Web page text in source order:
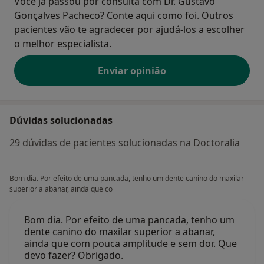
Congresso EOS2009 em Helsínquia
Autores: Ágata Carvalho, Daniela Soares, Filipe
Fernandes, Gustavo Pacheco, Jorge Dias Lopes 10-14
Junho 2009
- Apresentação de Casos Clínicos em Conferência no
Curso de Educação Contínua sobre “Diagnóstico em
- Publicação como primeiro autor de artigo na revista
americana Journal of Clinical Orthodontics (JCO),
Edição Janeiro 2010. “The Orthodontic Sports
Gustavo Pacheco, Miguel Pais Clemente, Mário
Vasconcelos, Afonso Pinhão Ferreira Janeiro 2010
Cartas de recomendação
• Universidade New York University - College of
Dentistry
Gonçalves Pacheco? Conte aqui como foi. Outros
pacientes vão te agradecer por ajudá-los a escolher
o melhor especialista.
Enviar opinião
Dúvidas solucionadas
29 dúvidas de pacientes solucionadas na Doctoralia
Bom dia. Por efeito de uma pancada, tenho um dente canino do maxilar
superior a abanar, ainda que co
Bom dia. Por efeito de uma pancada, tenho um
dente canino do maxilar superior a abanar,
ainda que com pouca amplitude e sem dor. Que
devo fazer? Obrigado.